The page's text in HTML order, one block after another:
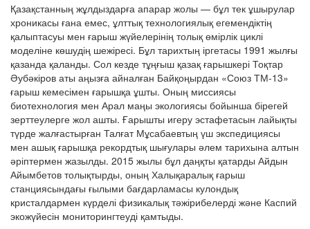
Қазақстанның жұлдыздарға апарар жолы — бұл тек ұшырулар
хроникасы ғана емес, ұлттық технологиялық егемендіктің
қалыптасуы мен ғарыш жүйелерінің толық өмірлік циклі
моделіне көшудің шежіресі. Бұл тарихтың іргетасы 1991 жылғы
қазанда қаланды. Сол кезде тұңғыш қазақ ғарышкері Тоқтар
Әубәкіров аты аңызға айналған Байқоңырдан «Союз ТМ-13»
ғарыш кемесімен ғарышқа ұшты. Оның миссиясы
биотехнология мен Арал маңы экологиясы бойынша бірегей
зерттеулерге жол ашты. Ғарышты игеру эстафетасын лайықты
түрде жалғастырған Талғат Мұсабаевтың үш экспедициясы
мен ашық ғарышқа рекордтық шығулары әлем тарихына алтын
әріптермен жазылды. 2015 жылы бұл даңқты қатарды Айдын
Айымбетов толықтырды, оның Халықаралық ғарыш
станциясындағы ғылыми бағдарламасы кулондық
кристалдармен күрделі физикалық тәжірибелерді және Каспий
экожүйесін мониторингтеуді қамтыды.